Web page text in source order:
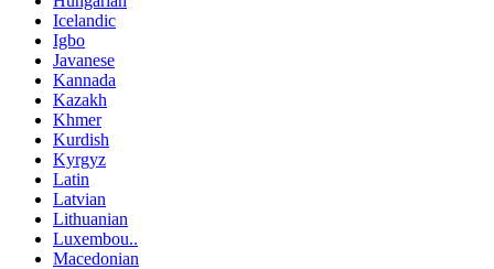
Icelandic
Igbo
Javanese
Kannada
Kazakh
Khmer
Kurdish
Kyrgyz
Latin
Latvian
Lithuanian
Luxembou..
Macedonian